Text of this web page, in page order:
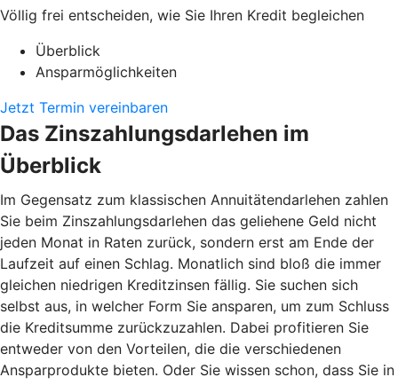
Völlig frei entscheiden, wie Sie Ihren Kredit begleichen
Überblick
Ansparmöglichkeiten
Jetzt Termin vereinbaren
Das Zinszahlungsdarlehen im
Überblick
Im Gegensatz zum klassischen Annuitätendarlehen zahlen
Sie beim Zinszahlungsdarlehen das geliehene Geld nicht
jeden Monat in Raten zurück, sondern erst am Ende der
Laufzeit auf einen Schlag. Monatlich sind bloß die immer
gleichen niedrigen Kreditzinsen fällig. Sie suchen sich
selbst aus, in welcher Form Sie ansparen, um zum Schluss
die Kreditsumme zurückzuzahlen. Dabei profitieren Sie
entweder von den Vorteilen, die die verschiedenen
Ansparprodukte bieten. Oder Sie wissen schon, dass Sie in